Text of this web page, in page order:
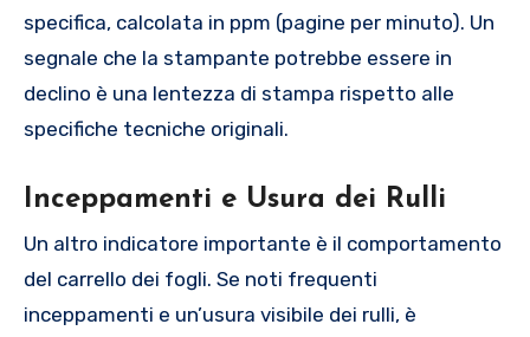
specifica, calcolata in ppm (pagine per minuto). Un
segnale che la stampante potrebbe essere in
declino è una lentezza di stampa rispetto alle
specifiche tecniche originali.
Inceppamenti e Usura dei Rulli
Un altro indicatore importante è il comportamento
del carrello dei fogli. Se noti frequenti
inceppamenti e un’usura visibile dei rulli, è